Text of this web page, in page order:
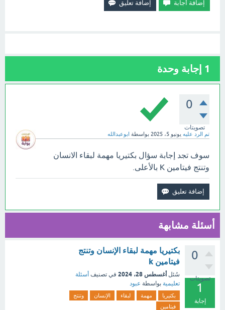
1 إجابة وحدة
0
تصويتات
تم الرد عليه يونيو 5، 2025 بواسطة ابوعبدالله
سوف تجد إجابة سؤال بكتيريا مهمة لبقاء الانسان
وتنتج فيتامين K بالأعلى.
أسئلة مشابهة
0
تصويتات
1
إجابة
بكتيريا مهمة لبقاء الإنسان وتنتج
فيتامين k
سُئل أغسطس 28، 2024 في تصنيف أسئلة
تعليمية بواسطة عبود
بكتيريا مهمة لبقاء الإنسان
وتنتج
فيتامين